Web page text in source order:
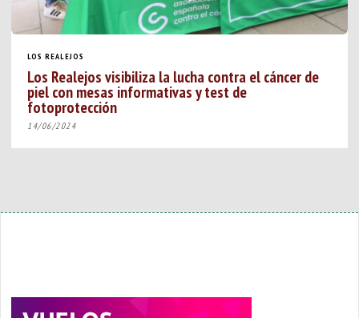
LOS REALEJOS
Los Realejos visibiliza la lucha contra el cáncer de
piel con mesas informativas y test de
fotoprotección
14/06/2024